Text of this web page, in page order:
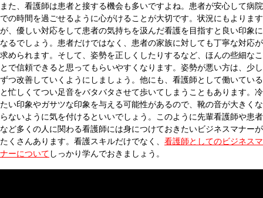
また、看護師は患者と接する機会も多いですよね。患者が安心して病院
での時間を過ごせるように心がけることが大切です。状況にもよります
が、優しい対応をして患者の気持ちを汲んだ看護を目指すと良い印象に
なるでしょう。患者だけではなく、患者の家族に対しても丁寧な対応が
求められます。そして、姿勢を正しくしたりするなど、ほんの些細なこ
とで信頼できると思ってもらいやすくなります。姿勢が悪い方は、少し
ずつ改善していくようにしましょう。他にも、看護師として働いている
と忙しくてつい足音をバタバタさせて歩いてしまうこともあります。冷
たい印象やガサツな印象を与える可能性があるので、靴の音が大きくな
らないように気を付けるといいでしょう。このように先輩看護師や患者
など多くの人に関わる看護師には身につけておきたいビジネスマナーが
たくさんあります。看護スキルだけでなく、 看護師としてのビジネスマ
ナーについて しっかり学んでおきましょう。